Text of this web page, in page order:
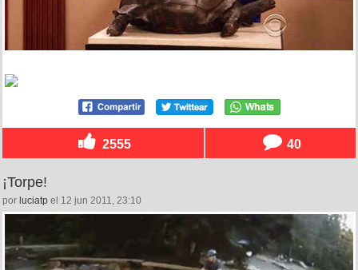
2555 40
¡Torpe!
por luciatp el 12 jun 2011, 23:10